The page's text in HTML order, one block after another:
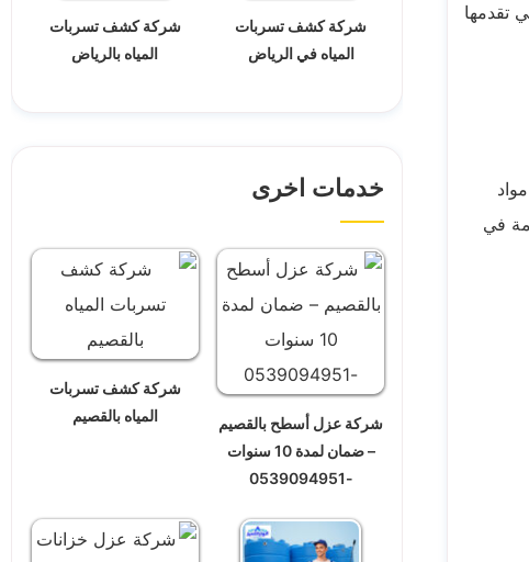
تقدمها
في
شركة كشف تسربات
المياه في الرياض
شركة كشف تسربات
المياه بالرياض
خدمات اخرى
شركة عزل أسطح بالقصيم
– ضمان لمدة 10 سنوات
-0539094951
شركة كشف تسربات
المياه بالقصيم